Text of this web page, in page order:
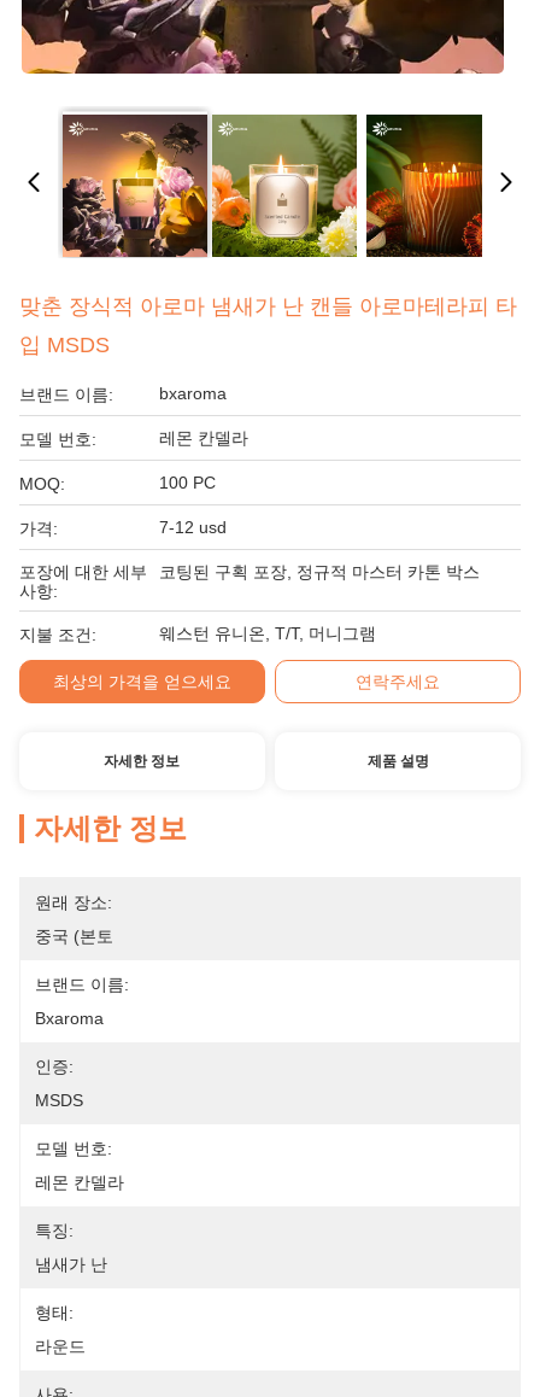
맞춘 장식적 아로마 냄새가 난 캔들 아로마테라피 타
입 MSDS
브랜드 이름: bxaroma
모델 번호: 레몬 칸델라
MOQ: 100 PC
가격: 7-12 usd
포장에 대한 세부
사항:
코팅된 구획 포장, 정규적 마스터 카톤 박스
지불 조건: 웨스턴 유니온, T/T, 머니그램
최상의 가격을 얻으세요 연락주세요
자세한 정보 제품 설명
자세한 정보
원래 장소:
중국 (본토
브랜드 이름:
Bxaroma
인증:
MSDS
모델 번호:
레몬 칸델라
특징:
냄새가 난
형태:
라운드